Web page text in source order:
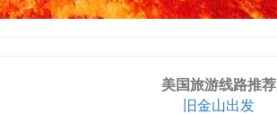
美国旅游线路推荐
旧金山出发